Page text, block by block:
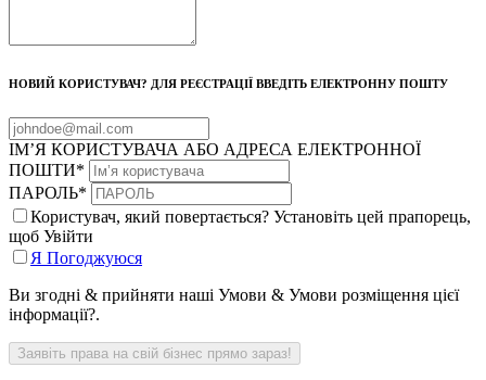
НОВИЙ КОРИСТУВАЧ? ДЛЯ РЕЄСТРАЦІЇ ВВЕДІТЬ ЕЛЕКТРОННУ ПОШТУ
ІМ’Я КОРИСТУВАЧА АБО АДРЕСА ЕЛЕКТРОННОЇ
ПОШТИ*
ПАРОЛЬ*
Користувач, який повертається? Установіть цей прапорець,
щоб Увійти
Я Погоджуюся
Ви згодні & прийняти наші Умови & Умови розміщення цієї
інформації?.